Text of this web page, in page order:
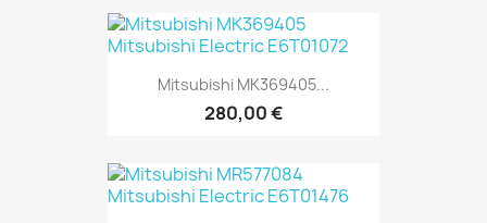
Mitsubishi MK369405...
280,00 €